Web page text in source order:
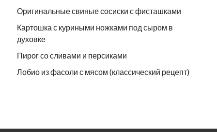
Оригинальные свиные сосиски с фисташками
Картошка с куриными ножками под сыром в
духовке
Пирог со сливами и персиками
Лобио из фасоли с мясом (классический рецепт)